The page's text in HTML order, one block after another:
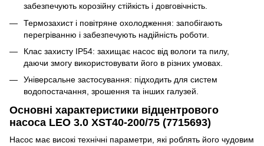
забезпечують корозійну стійкість і довговічність.
Термозахист і повітряне охолодження: запобігають
перегріванню і забезпечують надійність роботи.
Клас захисту IP54: захищає насос від вологи та пилу,
даючи змогу використовувати його в різних умовах.
Універсальне застосування: підходить для систем
водопостачання, зрошення та інших галузей.
Основні характеристики відцентрового
насоса LEO 3.0 XST40-200/75 (7715693)
Насос має високі технічні параметри, які роблять його чудовим